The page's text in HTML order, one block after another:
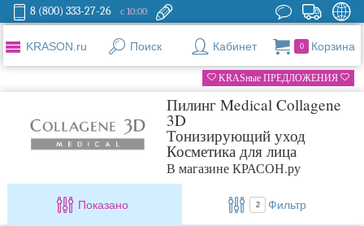
8 (800) 333-27-26 с 10:00
KRASON.ru Поиск Кабинет 0 Корзина
KRASные ПРЕДЛОЖЕНИЯ
Пилинг Medical Collagene
3D
Тонизирующий уход
Косметика для лица
В магазине КРАСОН.ру
Показано 2 Фильтр